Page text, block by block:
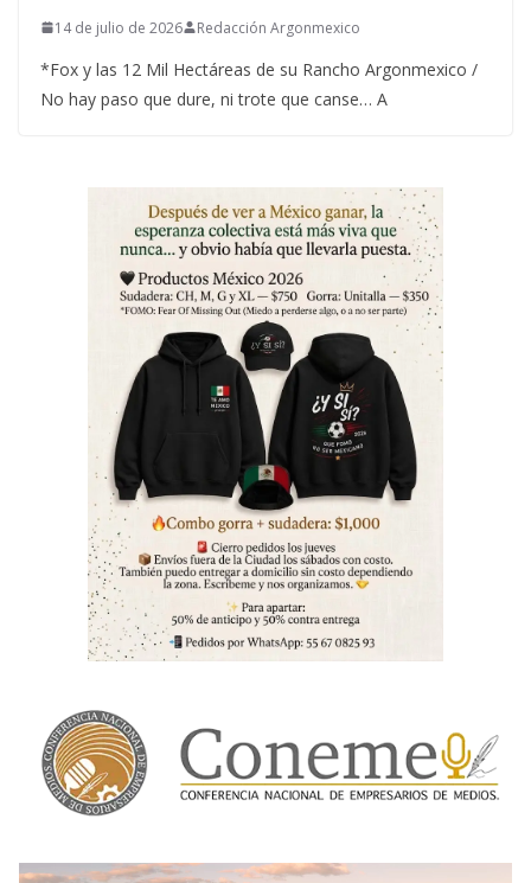
14 de julio de 2026 Redacción Argonmexico
*Fox y las 12 Mil Hectáreas de su Rancho Argonmexico /
No hay paso que dure, ni trote que canse… A